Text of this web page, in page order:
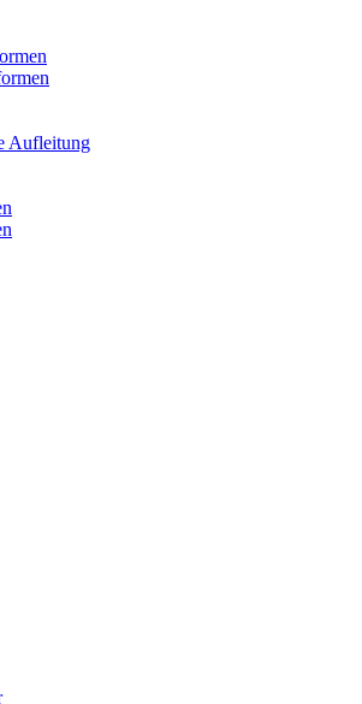
Aufleitung